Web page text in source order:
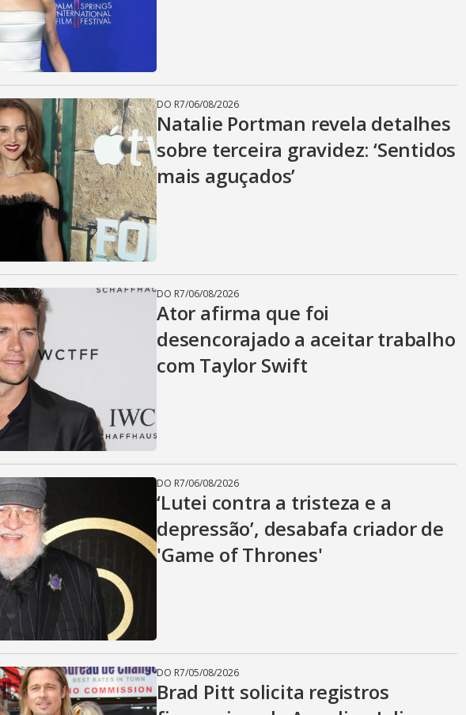
DO R7/06/08/2026
Natalie Portman revela detalhes
sobre terceira gravidez: ‘Sentidos
mais aguçados’
DO R7/06/08/2026
Ator afirma que foi
desencorajado a aceitar trabalho
com Taylor Swift
DO R7/06/08/2026
‘Lutei contra a tristeza e a
depressão’, desabafa criador de
'Game of Thrones'
DO R7/05/08/2026
Brad Pitt solicita registros